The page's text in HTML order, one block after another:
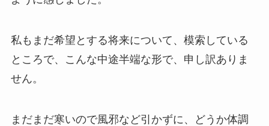
私もまだ希望とする将来について、模索している
ところで、こんな中途半端な形で、申し訳ありま
せん。
まだまだ寒いので風邪など引かずに、どうか体調